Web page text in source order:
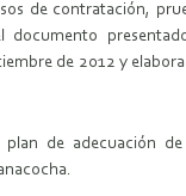
de contratación,
documento
de 2012 y
plan de adecuación de